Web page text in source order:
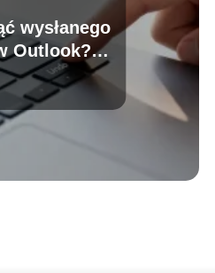
wysłanego
Outlook?
po kroku